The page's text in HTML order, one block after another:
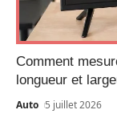
Comment
longueur et
Auto 5 juillet 2026